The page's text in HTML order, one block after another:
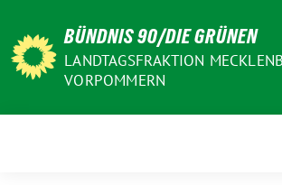
zum
Inhalt
BÜNDNIS 90/DIE GRÜNEN
LANDTAGSFRAKTION
VORPOMMERN